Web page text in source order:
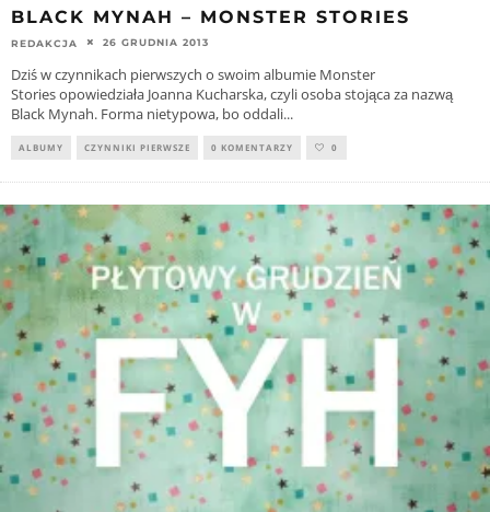
BLACK MYNAH – MONSTER STORIES
REDAKCJA 26 GRUDNIA 2013
Dziś w czynnikach pierwszych o swoim albumie Monster
Stories opowiedziała Joanna Kucharska, czyli osoba stojąca za nazwą
Black Mynah. Forma nietypowa, bo oddali...
ALBUMY CZYNNIKI PIERWSZE 0 KOMENTARZY 0